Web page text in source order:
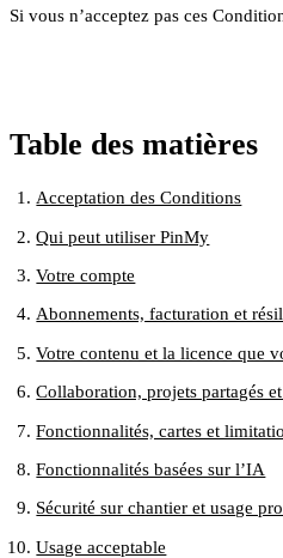
Si vous n’acceptez pas ces
Table des matières
Acceptation des Conditions
Qui peut utiliser PinMy
Votre compte
Abonnements, facturation et
Votre contenu et la licence que
Collaboration, projets partagés
Fonctionnalités, cartes et
Fonctionnalités basées sur l’IA
Sécurité sur chantier et usage
Usage acceptable